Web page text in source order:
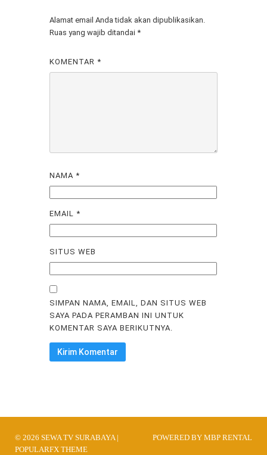
Alamat email Anda tidak akan dipublikasikan.
Ruas yang wajib ditandai *
KOMENTAR *
NAMA *
EMAIL *
SITUS WEB
SIMPAN NAMA, EMAIL, DAN SITUS WEB
SAYA PADA PERAMBAN INI UNTUK
KOMENTAR SAYA BERIKUTNYA.
© 2026 SEWA TV SURABAYA |
POPULARFX THEME
POWERED BY MBP RENTAL